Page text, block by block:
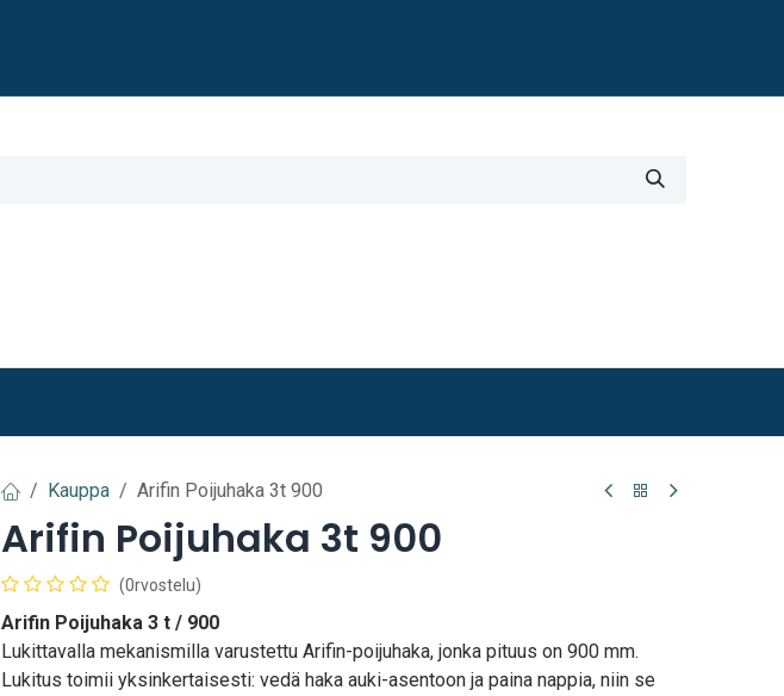
Kauppa Arifin Poijuhaka 3t 900
Arifin Poijuhaka 3t 900
(0rvostelu)
Arifin Poijuhaka 3 t / 900
Lukittavalla mekanismilla varustettu Arifin-poijuhaka, jonka pituus on 900 mm.
Lukitus toimii yksinkertaisesti: vedä haka auki-asentoon ja paina nappia, niin se